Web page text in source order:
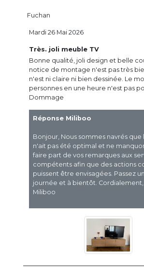
Fuchan
Très. joli meuble TV
Bonne qualité, joli design et belle
notice de montage n'est pas très
n'est ni claire ni bien dessinée. Le
personnes en une heure n'est pas
Dommage
Réponse Miliboo
Bonjour, Nous sommes navrés
n'ait pas été optimal et ne
faire part de vos remarques aux
compétents afin que des actions
puissent être envisagées. Passez
journée et à bientôt.
Miliboo
Mardi 26 Mai 2026